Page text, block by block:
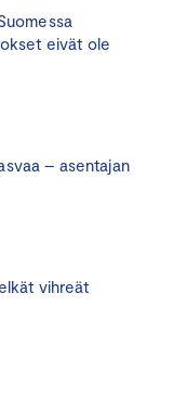
eivät ole
– asentajan
vihreät